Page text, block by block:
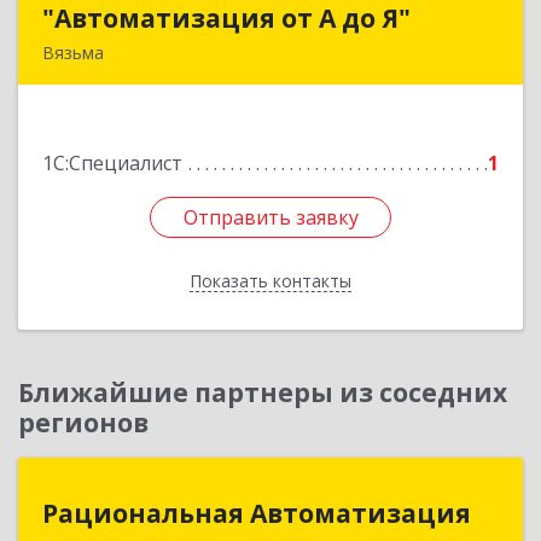
"Автоматизация от А до Я"
Вязьма
1С:Специалист 1
Отправить заявку
Показать контакты
"Автоматизация от А до Я"
Подробнее
Отправить заявку
Назад
Ближайшие партнеры из соседних
регионов
Рациональная Автоматизация